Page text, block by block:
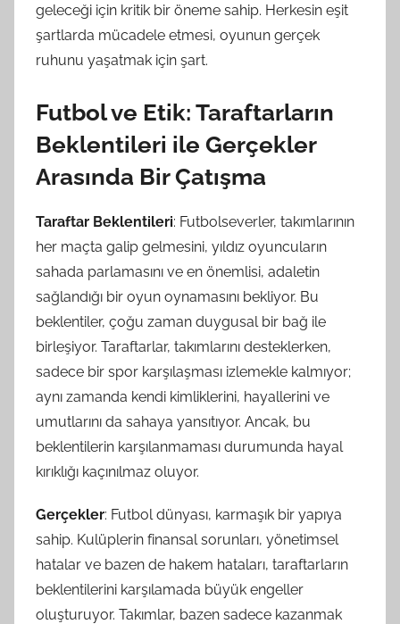
geleceği için kritik bir öneme sahip. Herkesin eşit
şartlarda mücadele etmesi, oyunun gerçek
ruhunu yaşatmak için şart.
Futbol ve Etik: Taraftarların
Beklentileri ile Gerçekler
Arasında Bir Çatışma
Taraftar Beklentileri: Futbolseverler, takımlarının
her maçta galip gelmesini, yıldız oyuncuların
sahada parlamasını ve en önemlisi, adaletin
sağlandığı bir oyun oynamasını bekliyor. Bu
beklentiler, çoğu zaman duygusal bir bağ ile
birleşiyor. Taraftarlar, takımlarını desteklerken,
sadece bir spor karşılaşması izlemekle kalmıyor;
aynı zamanda kendi kimliklerini, hayallerini ve
umutlarını da sahaya yansıtıyor. Ancak, bu
beklentilerin karşılanmaması durumunda hayal
kırıklığı kaçınılmaz oluyor.
Gerçekler: Futbol dünyası, karmaşık bir yapıya
sahip. Kulüplerin finansal sorunları, yönetimsel
hatalar ve bazen de hakem hataları, taraftarların
beklentilerini karşılamada büyük engeller
oluşturuyor. Takımlar, bazen sadece kazanmak